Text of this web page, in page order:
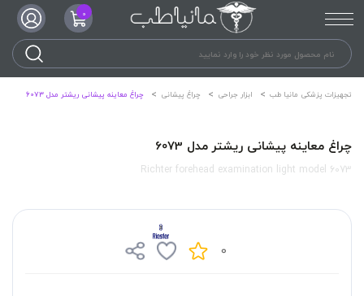
0
تجهیزات پزشکی مانیا طب ابزار جراحی چراغ پیشانی چراغ معاینه پیشانی ریشتر مدل 6073
چراغ معاینه پیشانی ریشتر مدل 6073
Richter forehead examination light model 6073
0